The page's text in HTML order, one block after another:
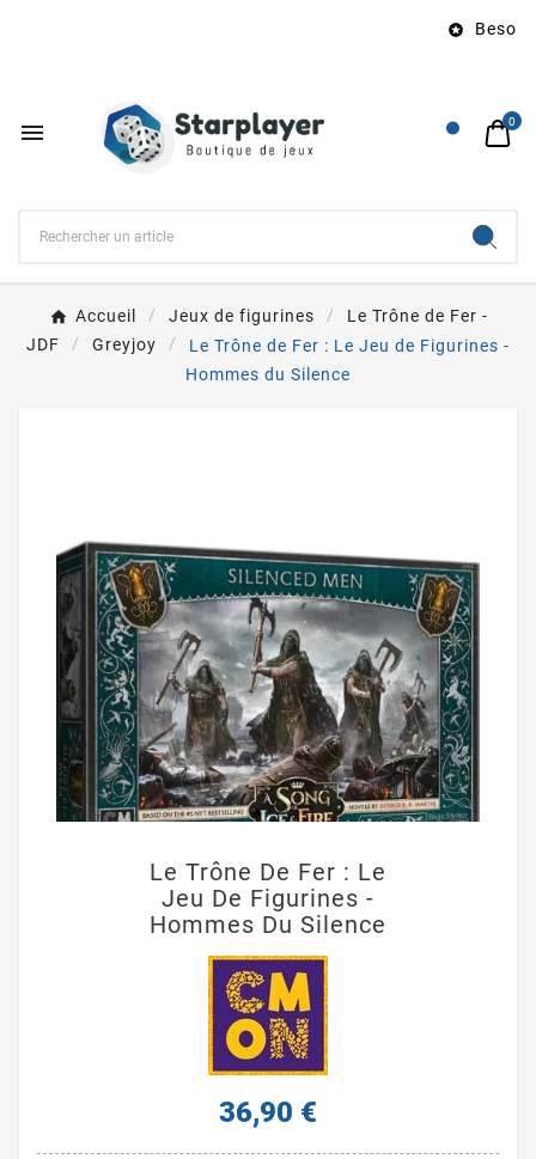
 Besoin
 0
Accueil Jeux de figurines
Le Trône de Fer -
JDF
Greyjoy
Le Trône de Fer : Le Jeu de Figurines -
Hommes du Silence
Le Trône De Fer : Le
Jeu De Figurines -
Hommes Du Silence
36,90 €